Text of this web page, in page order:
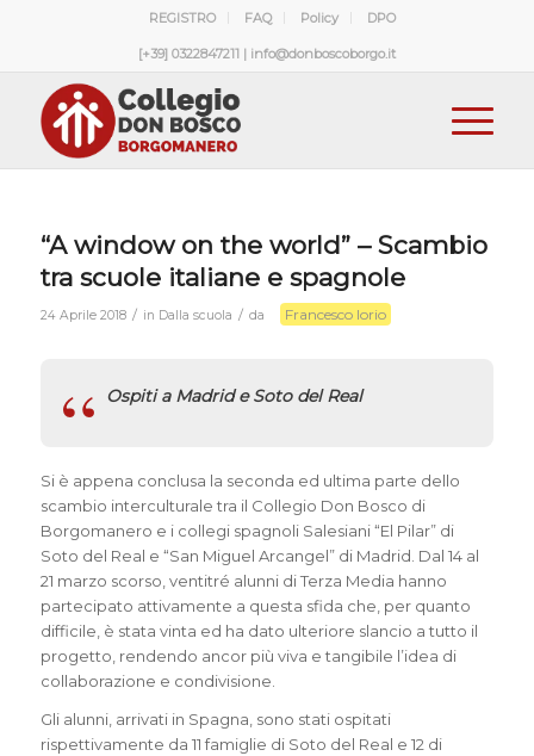
REGISTRO FAQ Policy DPO
[+39] 0322847211 | info@donboscoborgo.it
“A window on the world” – Scambio
tra scuole italiane e spagnole
24 Aprile 2018 / in Dalla scuola / da Francesco Iorio
Ospiti a Madrid e Soto del Real
Si è appena conclusa la seconda ed ultima parte dello
scambio interculturale tra il Collegio Don Bosco di
Borgomanero e i collegi spagnoli Salesiani “El Pilar” di
Soto del Real e “San Miguel Arcangel” di Madrid. Dal 14 al
21 marzo scorso, ventitré alunni di Terza Media hanno
partecipato attivamente a questa sfida che, per quanto
difficile, è stata vinta ed ha dato ulteriore slancio a tutto il
progetto, rendendo ancor più viva e tangibile l’idea di
collaborazione e condivisione.
Gli alunni, arrivati in Spagna, sono stati ospitati
rispettivamente da 11 famiglie di Soto del Real e 12 di